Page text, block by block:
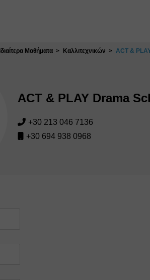
Ιδιαίτερα Μαθήματα Καλλιτεχνικών ACT &
ACT & PLAY Drama
+30 213 046 7136
+30 694 938 0968